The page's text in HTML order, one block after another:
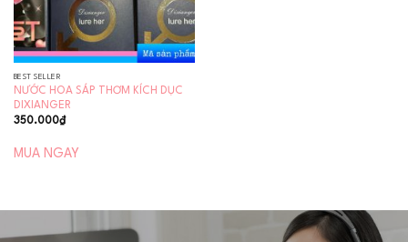
BEST SELLER
NƯỚC HOA SÁP THƠM KÍCH DỤC
DIXIANGER
350.000₫
MUA NGAY